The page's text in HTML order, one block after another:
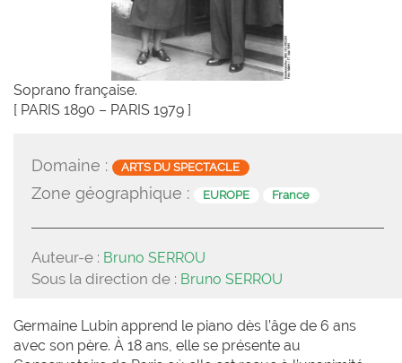
Soprano française.
[ PARIS 1890 – PARIS 1979 ]
Domaine : ARTS DU SPECTACLE
Zone géographique : EUROPE France
Auteur-e : Bruno SERROU
Sous la direction de : Bruno SERROU
Germaine Lubin apprend le piano dès l’âge de 6 ans
avec son père. À 18 ans, elle se présente au